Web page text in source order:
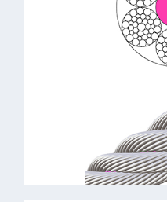
Stahl,
Flexibel,
Kranseile, Aufzüge,
>
>